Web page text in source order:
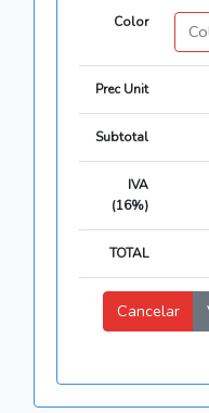
Color
Prec Unit
Subtotal
IVA
(16%)
TOTAL
Cancelar